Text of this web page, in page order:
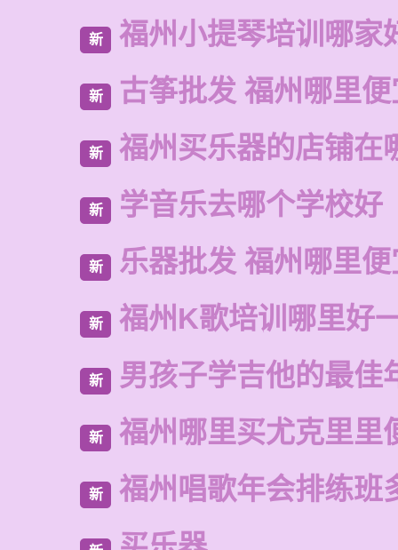
新 福州小提琴培训哪家
新 古筝批发 福州哪里
新 福州买乐器的店铺在
新 学音乐去哪个学校好
新 乐器批发 福州哪里
新 福州K歌培训哪里好
新 男孩子学吉他的最佳
新 福州哪里买尤克里里
新 福州唱歌年会排练班